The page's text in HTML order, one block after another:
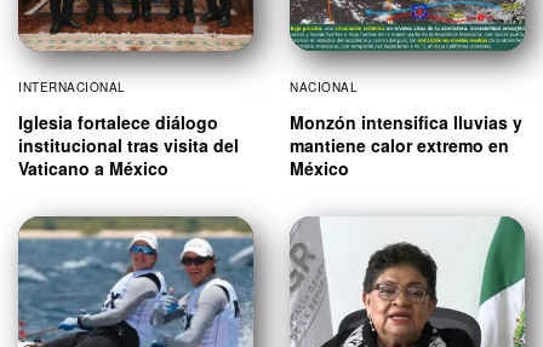
INTERNACIONAL
Iglesia fortalece diálogo
institucional tras visita del
Vaticano a México
NACIONAL
Monzón intensifica lluvias y
mantiene calor extremo en
México